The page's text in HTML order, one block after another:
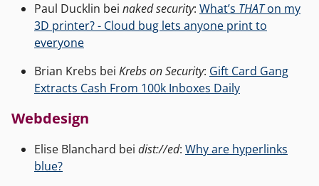
Paul Ducklin bei naked security: What’s THATon my
3D printer? - Cloud bug lets anyone print to
everyone
Brian Krebs bei Krebs on Security: Gift Card Gang
Extracts Cash From 100k Inboxes Daily
Webdesign
Elise Blanchard bei dist://ed: Why are hyperlinks
blue?